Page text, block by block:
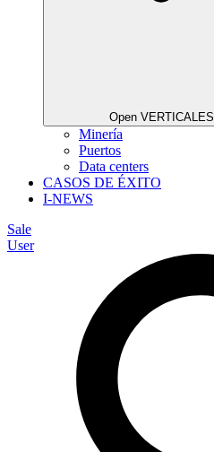
Open VERTICALES
Minería
Puertos
Data centers
CASOS DE ÉXITO
I-NEWS
Sale
User